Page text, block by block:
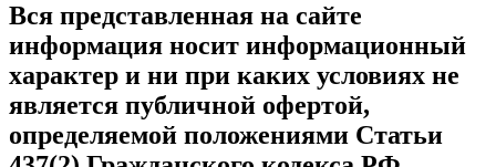
Вся представленная на сайте
информация носит информационный
характер и ни при каких условиях не
является публичной офертой,
определяемой положениями Статьи